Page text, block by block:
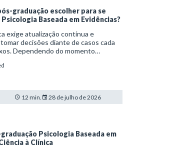
graduação escolher para se
Baseada em Evidências?
exige atualização contínua e
decisões diante de casos cada
Dependendo do momento
aprofundamento em ou a
12 min. 28 de julho de 2026
Psicologia Baseada em
à Clínica